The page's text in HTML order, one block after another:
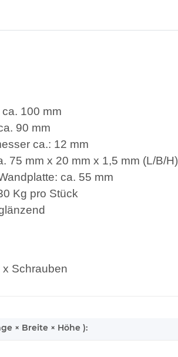
100 mm
90 mm
ca.: 12 mm
75 mm x 20 mm x 1,5 mm (L/B/H)
ca. 55 mm
Kg pro Stück
x Schrauben
× Breite × Höhe ):